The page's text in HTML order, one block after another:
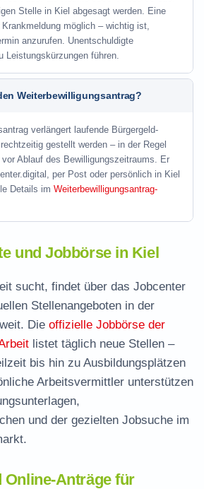
Stelle in Kiel abgesagt werden. Eine
möglich – wichtig ist,
anzurufen. Unentschuldigte
Leistungskürzungen führen.
Weiterbewilligungsantrag?
verlängert laufende Bürgergeld-
gestellt werden – in der Regel
Ablauf des Bewilligungszeitraums. Er
per Post oder persönlich in Kiel
Details im Weiterbewilligungsantrag-
und Jobbörse in Kiel
sucht, findet über das Jobcenter
Stellenangeboten in der
Die offizielle Jobbörse der
listet täglich neue Stellen –
bis hin zu Ausbildungsplätzen
Arbeitsvermittler unterstützen
und der gezielten Jobsuche im
Online-Anträge für